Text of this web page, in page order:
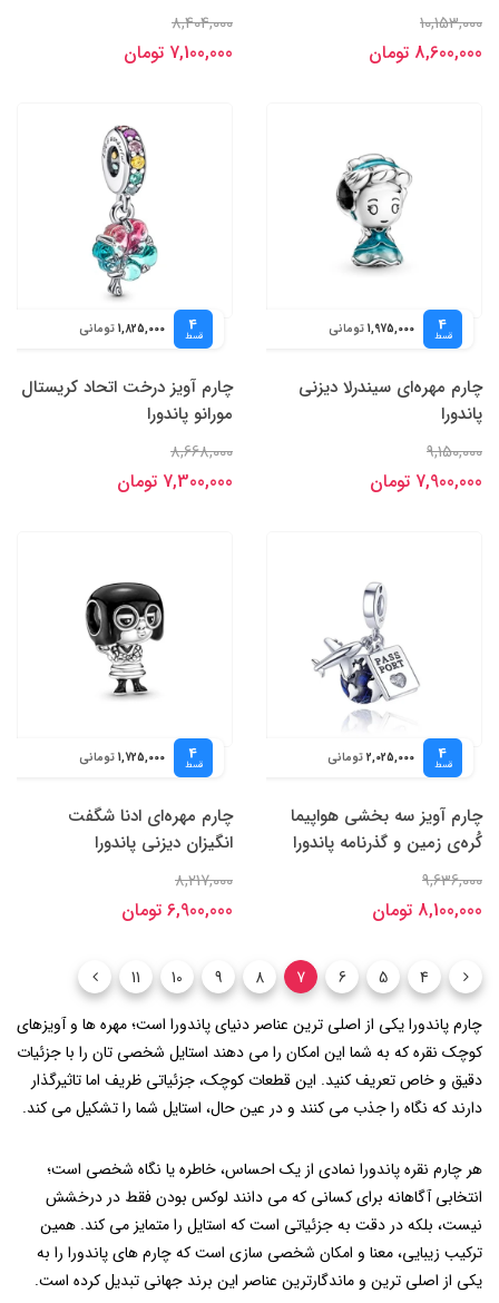
10,153,000
8,600,000 تومان
8,404,000
7,100,000 تومان
4
قسط 1,975,000 تومانی
چارم مهره‌ای سیندرلا دیزنی
پاندورا
9,150,000
7,900,000 تومان
4
قسط 1,825,000 تومانی
چارم آویز درخت اتحاد کریستال
مورانو پاندورا
8,668,000
7,300,000 تومان
4
قسط 2,025,000 تومانی
چارم آویز سه بخشی هواپیما
کُره‌ی زمین و گذرنامه پاندورا
9,636,000
8,100,000 تومان
4
قسط 1,725,000 تومانی
چارم مهره‌ای ادنا شگفت
انگیزان دیزنی پاندورا
8,217,000
6,900,000 تومان
4
5
6
7
8
9
10
11
چارم پاندورا یکی از اصلی ترین عناصر دنیای پاندورا است؛ مهره ‌ها و آویزهای
کوچک نقره که به شما این امکان را می ‌دهند استایل شخصی ‌تان را با جزئیات
دقیق و خاص تعریف کنید. این قطعات کوچک، جزئیاتی ظریف اما تاثیرگذار
دارند که نگاه را جذب می کنند و در عین حال، استایل شما را تشکیل می کند.
هر چارم نقره پاندورا نمادی از یک احساس، خاطره یا نگاه شخصی است؛
انتخابی آگاهانه برای کسانی که می ‌دانند لوکس بودن فقط در درخشش
نیست، بلکه در دقت به جزئیاتی‌ است که استایل را متمایز می‌ کند. همین
ترکیب زیبایی، معنا و امکان شخصی‌ سازی است که چارم های پاندورا را به
یکی از اصلی ‌ترین و ماندگارترین عناصر این برند جهانی تبدیل کرده است.